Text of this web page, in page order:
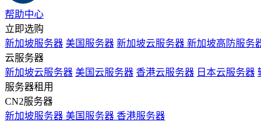
帮助中心
立即选购
新加坡服务器 美国服务器 新加坡云服务器 新加坡高防服务
云服务器
新加坡云服务器 美国云服务器 香港云服务器 日本云服务器
服务器租用
CN2服务器
新加坡服务器 美国服务器 香港服务器